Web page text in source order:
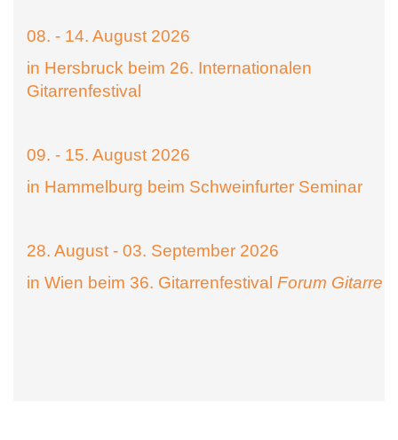
08. - 14. August 2026
in Hersbruck beim 26. Internationalen
Gitarrenfestival
09. - 15. August 2026
in Hammelburg beim Schweinfurter Seminar
28. August - 03. September 2026
in Wien beim 36. Gitarrenfestival Forum Gitarre